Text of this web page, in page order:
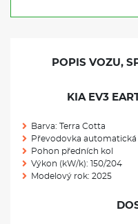
POPIS VOZU,
KIA EV3
Barva: Terra Cotta
Převodovka automatická
Pohon předních kol
Výkon (kW/k): 150/204
Modelový rok: 2025